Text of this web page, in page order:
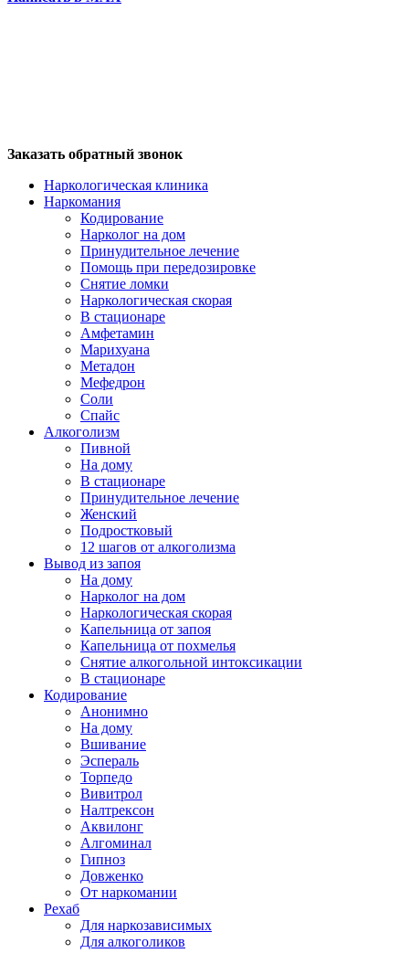
Заказать обратный звонок
Наркологическая клиника
Наркомания
Кодирование
Нарколог на дом
Принудительное лечение
Помощь при передозировке
Снятие ломки
Наркологическая скорая
В стационаре
Амфетамин
Марихуана
Метадон
Мефедрон
Соли
Спайс
Алкоголизм
Пивной
На дому
В стационаре
Принудительное лечение
Женский
Подростковый
12 шагов от алкоголизма
Вывод из запоя
На дому
Нарколог на дом
Наркологическая скорая
Капельница от запоя
Капельница от похмелья
Снятие алкогольной интоксикации
В стационаре
Кодирование
Анонимно
На дому
Вшивание
Эспераль
Торпедо
Вивитрол
Налтрексон
Аквилонг
Алгоминал
Гипноз
Довженко
От наркомании
Рехаб
Для наркозависимых
Для алкоголиков